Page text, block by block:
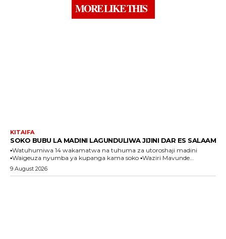
MORE LIKE THIS
KITAIFA
SOKO BUBU LA MADINI LAGUNDULIWA JIJINI DAR ES SALAAM
▪️Watuhumiwa 14 wakamatwa na tuhuma za utoroshaji madini
▪️Waigeuza nyumba ya kupanga kama soko ▪️Waziri Mavunde...
9 August 2026